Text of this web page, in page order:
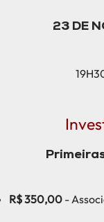
23 DE
R$ 350,00 -